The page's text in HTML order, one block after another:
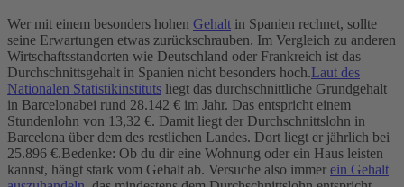
Wer mit einem besonders hohen Gehalt in Spanien rechnet, sollte
seine Erwartungen etwas zurückschrauben. Im Vergleich zu anderen
Wirtschaftsstandorten wie Deutschland oder Frankreich ist das
Durchschnittsgehalt in Spanien nicht besonders hoch.Laut des
Nationalen Statistikinstituts liegt das durchschnittliche Grundgehalt
in Barcelonabei rund 28.142 € im Jahr. Das entspricht einem
Stundenlohn von 13,32 €. Damit liegt der Durchschnittslohn in
Barcelona über dem des restlichen Landes. Dort liegt er jährlich bei
25.896 €.Bedenke: Ob du dir eine Wohnung oder ein Haus leisten
kannst, hängt stark vom Gehalt ab. Versuche also immer ein Gehalt